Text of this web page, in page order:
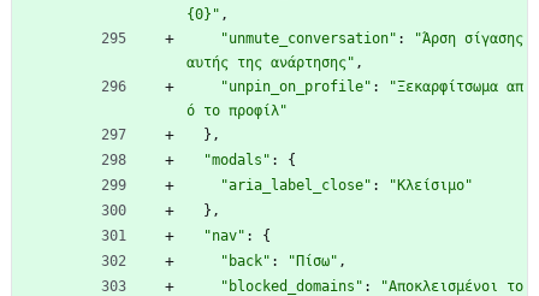
{0}" ,
"unmute_conversation" :
"Άρση σίγασης
αυτής της ανάρτησης" ,
"unpin_on_profile" :
"Ξεκαρφίτσωμα απ
ό το προφίλ"
} ,
"modals" :
{
"aria_label_close" :
"Κλείσιμο"
} ,
"nav" :
{
"back" : "Πίσω" ,
"blocked_domains" :
"Αποκλεισμένοι το